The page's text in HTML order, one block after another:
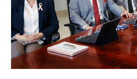
millones
tras
aprobar
revisiones
del
FMI